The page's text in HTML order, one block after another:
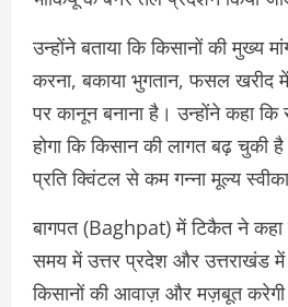
उन्होंने बताया कि किसानों की मुख्य
करना, बकाया भुगतान, फसल खरीद में
पर कानून बनाना है। उन्होंने कहा
होगा कि किसान की लागत बढ़
प्रति क्विंटल से कम गन्ना मूल्य
बागपत (Baghpat) में टिकैत ने
समय में उत्तर प्रदेश और उत्तराखंड में
किसानों की आवाज़ और मज़बूत